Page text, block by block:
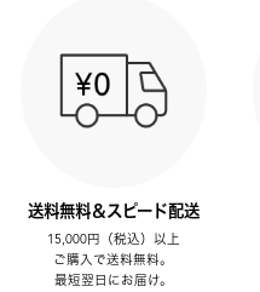
送料無料＆スピード配送
15,000円（税込）以上
ご購入で送料無料。
最短翌日にお届け。